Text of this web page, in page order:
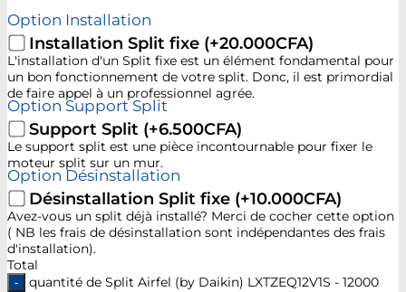
Option Installation
Installation Split fixe (+20.000CFA)
L'installation d'un Split fixe est un élément fondamental pour
un bon fonctionnement de votre split. Donc, il est primordial
de faire appel à un professionnel agrée.
Option Support Split
Support Split (+6.500CFA)
Le support split est une pièce incontournable pour fixer le
moteur split sur un mur.
Option Désinstallation
Désinstallation Split fixe (+10.000CFA)
Avez-vous un split déjà installé? Merci de cocher cette option
( NB les frais de désinstallation sont indépendantes des frais
d'installation).
Total
quantité de Split Airfel (by Daikin) LXTZEQ12V1S - 12000